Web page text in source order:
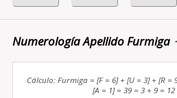
Numerología Apellido Furmiga
Cálculo: Furmiga = [F = 6] + [U = 3] + [R =
[A = 1] = 39 = 3 + 9 =